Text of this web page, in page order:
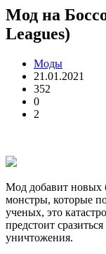
Мод на
Leagues)
Моды
21.01.2021
352
0
2
Мод добавит новых
монстры, которые
ученых, это
предстоит
уничтожения.